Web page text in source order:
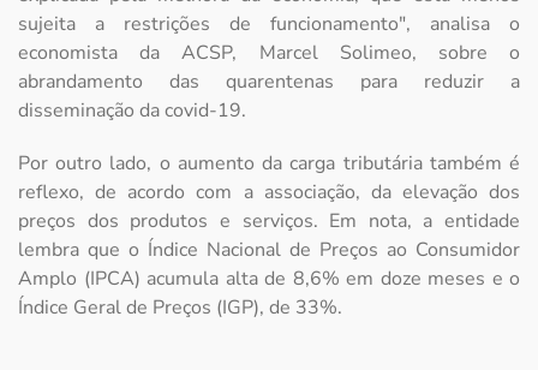
sujeita a restrições de funcionamento", analisa o
economista da ACSP, Marcel Solimeo, sobre o
abrandamento das quarentenas para reduzir a
disseminação da covid-19.
Por outro lado, o aumento da carga tributária também é
reflexo, de acordo com a associação, da elevação dos
preços dos produtos e serviços. Em nota, a entidade
lembra que o Índice Nacional de Preços ao Consumidor
Amplo (IPCA) acumula alta de 8,6% em doze meses e o
Índice Geral de Preços (IGP), de 33%.